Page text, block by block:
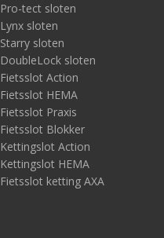
Pro-tect sloten
Lynx sloten
Starry sloten
DoubleLock sloten
Fietsslot Action
Fietsslot HEMA
Fietsslot Praxis
Fietsslot Blokker
Kettingslot Action
Kettingslot HEMA
Fietsslot ketting AXA